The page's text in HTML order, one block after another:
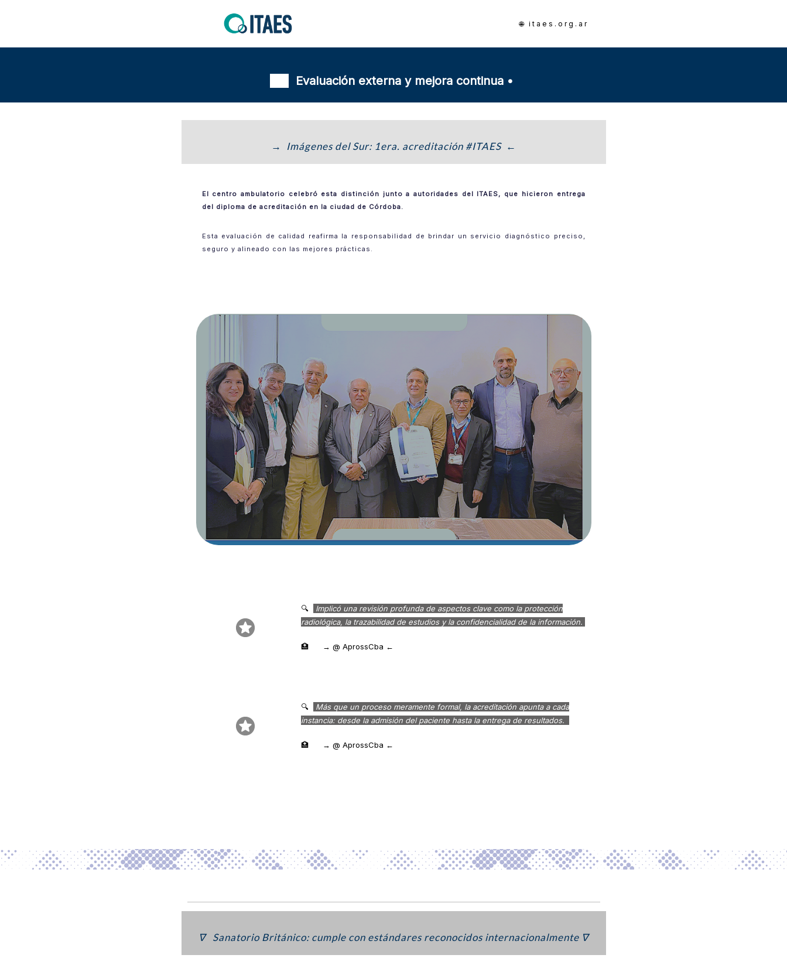
🌐 itaes.org.ar
Evaluación externa y mejora continua •
→ Imágenes del Sur: 1era. acreditación #ITAES ←
El centro ambulatorio celebró esta distinción junto a autoridades del ITAES, que hicieron entrega
del diploma de acreditación en la ciudad de Córdoba.
Esta evaluación de calidad reafirma la responsabilidad de brindar un servicio diagnóstico preciso,
seguro y alineado con las mejores prácticas.
🔍
Implicó una revisión profunda de aspectos clave como la protección
radiológica, la trazabilidad de estudios y la confidencialidad de la información.
🏥 → @ AprossCba ←
🔍
Más que un proceso meramente formal, la acreditación apunta a cada
instancia: desde la admisión del paciente hasta la entrega de resultados.
🏥 → @ AprossCba ←
∇ Sanatorio Británico: cumple con estándares reconocidos internacionalmente ∇